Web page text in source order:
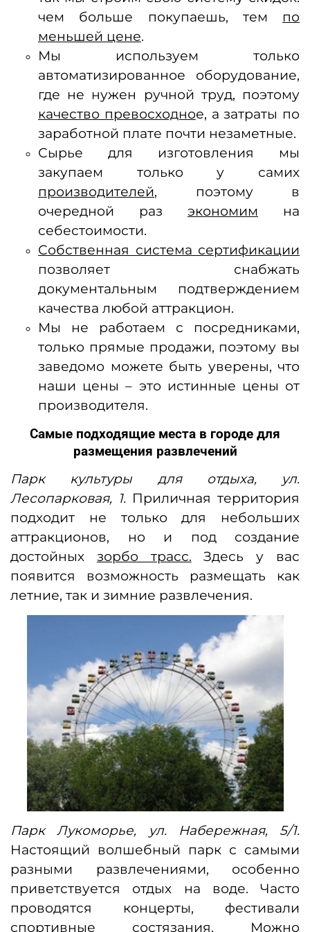
чем больше покупаешь, тем по
меньшей цене.
Мы используем только
автоматизированное оборудование,
где не нужен ручной труд, поэтому
качество превосходное, а затраты по
заработной плате почти незаметные.
Сырье для изготовления мы
закупаем только у самих
производителей, поэтому в
очередной раз экономим на
себестоимости.
Собственная система сертификации
позволяет снабжать
документальным подтверждением
качества любой аттракцион.
Мы не работаем с посредниками,
только прямые продажи, поэтому вы
заведомо можете быть уверены, что
наши цены – это истинные цены от
производителя.
Самые подходящие места в городе для
размещения развлечений
Парк культуры для отдыха, ул.
Лесопарковая, 1. Приличная территория
подходит не только для небольших
аттракционов, но и под создание
достойных зорбо трасс. Здесь у вас
появится возможность размещать как
летние, так и зимние развлечения.
Парк Лукоморье, ул. Набережная, 5/1.
Настоящий волшебный парк с самыми
разными развлечениями, особенно
приветствуется отдых на воде. Часто
проводятся концерты, фестивали
спортивные состязания. Можно